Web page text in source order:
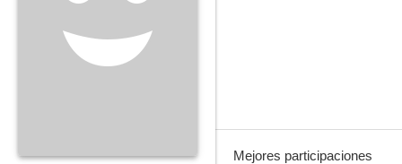
Mejores participaciones